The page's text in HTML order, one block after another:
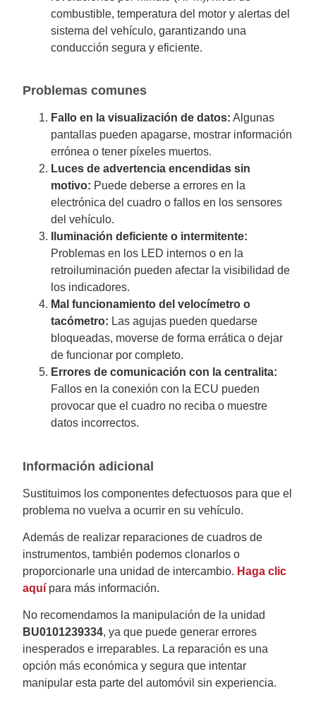
combustible, temperatura del motor y alertas del
sistema del vehículo, garantizando una
conducción segura y eficiente.
Problemas comunes
Fallo en la visualización de datos: Algunas
pantallas pueden apagarse, mostrar información
errónea o tener píxeles muertos.
Luces de advertencia encendidas sin
motivo: Puede deberse a errores en la
electrónica del cuadro o fallos en los sensores
del vehículo.
Iluminación deficiente o intermitente:
Problemas en los LED internos o en la
retroiluminación pueden afectar la visibilidad de
los indicadores.
Mal funcionamiento del velocímetro o
tacómetro: Las agujas pueden quedarse
bloqueadas, moverse de forma errática o dejar
de funcionar por completo.
Errores de comunicación con la centralita:
Fallos en la conexión con la ECU pueden
provocar que el cuadro no reciba o muestre
datos incorrectos.
Información adicional
Sustituimos los componentes defectuosos para que el
problema no vuelva a ocurrir en su vehículo.
Además de realizar reparaciones de cuadros de
instrumentos, también podemos clonarlos o
proporcionarle una unidad de intercambio. Haga clic
aquí para más información.
No recomendamos la manipulación de la unidad
BU0101239334, ya que puede generar errores
inesperados e irreparables. La reparación es una
opción más económica y segura que intentar
manipular esta parte del automóvil sin experiencia.